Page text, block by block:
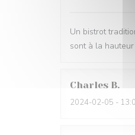
Un bistrot
sont à la
Charles B
2024-02-05 -